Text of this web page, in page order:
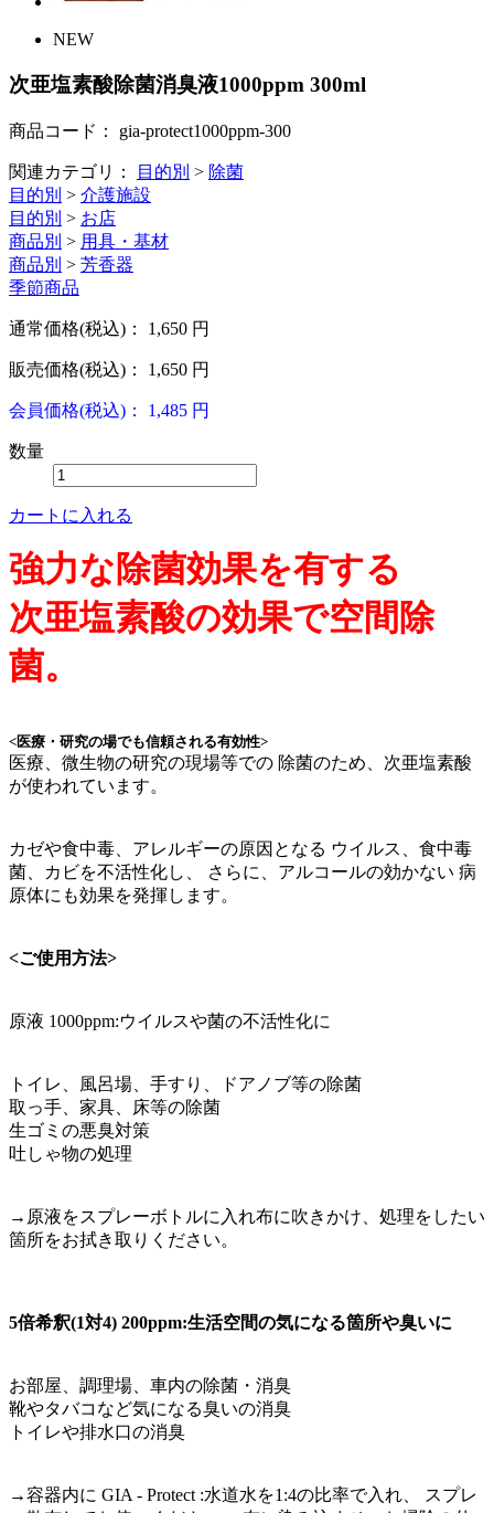
NEW
次亜塩素酸除菌消臭液1000ppm 300ml
商品コード： gia-protect1000ppm-300
関連カテゴリ： 目的別 > 除菌
目的別 > 介護施設
目的別 > お店
商品別 > 用具・基材
商品別 > 芳香器
季節商品
通常価格(税込)： 1,650 円
販売価格(税込)： 1,650 円
会員価格(税込)： 1,485 円
数量
カートに入れる
強力な除菌効果を有する
次亜塩素酸の効果で空間除
菌。
<医療・研究の場でも信頼される有効性>
医療、微生物の研究の現場等での 除菌のため、次亜塩素酸
が使われています。
カゼや食中毒、アレルギーの原因となる ウイルス、食中毒
菌、カビを不活性化し、 さらに、アルコールの効かない 病
原体にも効果を発揮します。
<ご使用方法>
原液 1000ppm:ウイルスや菌の不活性化に
トイレ、風呂場、手すり、ドアノブ等の除菌
取っ手、家具、床等の除菌
生ゴミの悪臭対策
吐しゃ物の処理
→原液をスプレーボトルに入れ布に吹きかけ、処理をしたい
箇所をお拭き取りください。
5倍希釈(1対4) 200ppm:生活空間の気になる箇所や臭いに
お部屋、調理場、車内の除菌・消臭
靴やタバコなど気になる臭いの消臭
トイレや排水口の消臭
→容器内に GIA - Protect :水道水を1:4の比率で入れ、 スプレ